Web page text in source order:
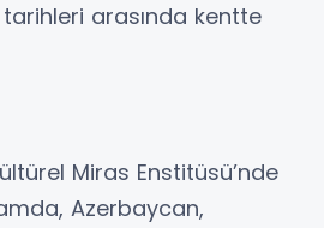
arasında kentte
Miras Enstitüsü’nde
Azerbaycan,